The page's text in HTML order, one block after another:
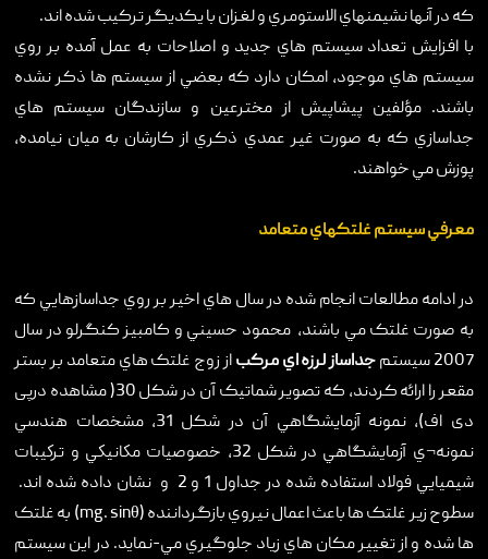
که در آنها نشيمنهاي الاستومري و لغزان با يکديگر ترکيب شده اند.
با افزايش تعداد سيستم هاي جديد و اصلاحات به عمل آمده بر روي
سيستم هاي موجود، امکان دارد که بعضي از سيستم ها ذکر نشده
باشند. مؤلفين پيشاپيش از مخترعين و سازندگان سيستم هاي
جداسازي که به صورت غير عمدي ذکري از کارشان به ميان نيامده،
پوزش مي خواهند.
معرفي سيستم غلتکهاي متعامد
در ادامه مطالعات انجام شده در سال هاي اخير بر روي جداسازهايي که
به صورت غلتک مي باشند، محمود حسيني و کامبيز کنگرلو در سال
2007 سيستم
جداساز لرزه اي مرکباز زوج غلتک هاي متعامد بر بستر
مقعر را ارائه کردند، که تصوير شماتيک آن در شکل 30( مشاهده درپی
دی اف)، نمونه آزمايشگاهي آن در شکل 31، مشخصات هندسي
نمونه¬ي آزمايشگاهي در شکل 32، خصوصيات مكانيكي و تركيبات
شيميايي فولاد استفاده شده در جداول 1 و 2 و نشان داده شده اند.
سطوح زير غلتک ها باعث اعمال نيروي بازگرداننده (mg. sinθ) به غلتک
ها شده و از تغيير مکان هاي زياد جلوگيري مي-نمايد. در اين سيستم